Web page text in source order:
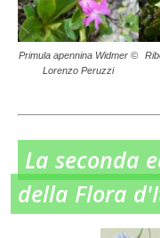
Primula apennina Widmer ©
Lorenzo Peruzzi
La seconda
della Flora